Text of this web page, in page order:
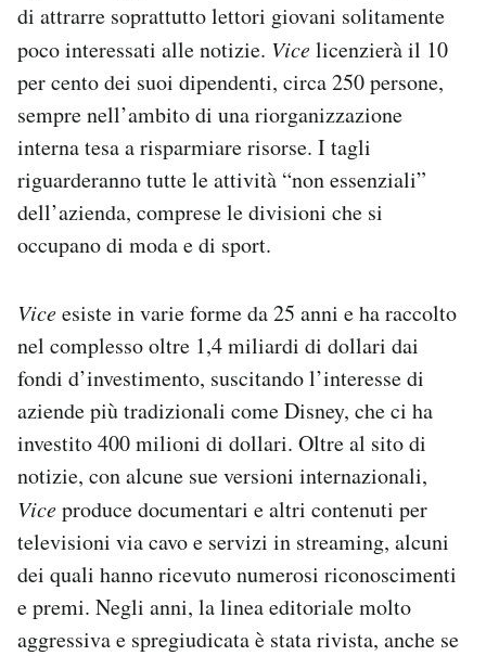
di attrarre soprattutto lettori giovani solitamente
poco interessati alle notizie. Vicelicenzierà il 10
per cento dei suoi dipendenti, circa 250 persone,
sempre nell’ambito di una riorganizzazione
interna tesa a risparmiare risorse. I tagli
riguarderanno tutte le attività “non essenziali”
dell’azienda, comprese le divisioni che si
occupano di moda e di sport.
Viceesiste in varie forme da 25 anni e ha raccolto
nel complesso oltre 1,4 miliardi di dollari dai
fondi d’investimento, suscitando l’interesse di
aziende più tradizionali come Disney, che ci ha
investito 400 milioni di dollari. Oltre al sito di
notizie, con alcune sue versioni internazionali,
Viceproduce documentari e altri contenuti per
televisioni via cavo e servizi in streaming, alcuni
dei quali hanno ricevuto numerosi riconoscimenti
e premi. Negli anni, la linea editoriale molto
aggressiva e spregiudicata è stata rivista, anche se